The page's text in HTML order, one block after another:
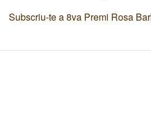
Subscriu-te a 8va Premi Rosa